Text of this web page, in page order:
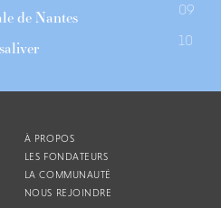
de Nantes 09
10
À PROPOS
LES FONDATEURS
LA COMMUNAUTÉ
NOUS REJOINDRE